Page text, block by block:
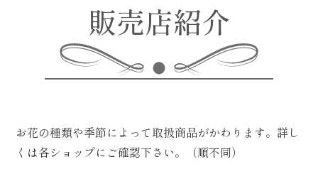
販売店紹介
お花の種類や季節によって取扱商品がかわります。詳し
くは各ショップにご確認下さい。（順不同）